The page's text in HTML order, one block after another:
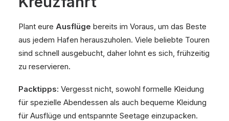
Plant eure Ausflüge bereits im Voraus, um das Beste
aus jedem Hafen herauszuholen. Viele beliebte Touren
sind schnell ausgebucht, daher lohnt es sich, frühzeitig
zu reservieren.
Packtipps: Vergesst nicht, sowohl formelle Kleidung
für spezielle Abendessen als auch bequeme Kleidung
für Ausflüge und entspannte Seetage einzupacken.